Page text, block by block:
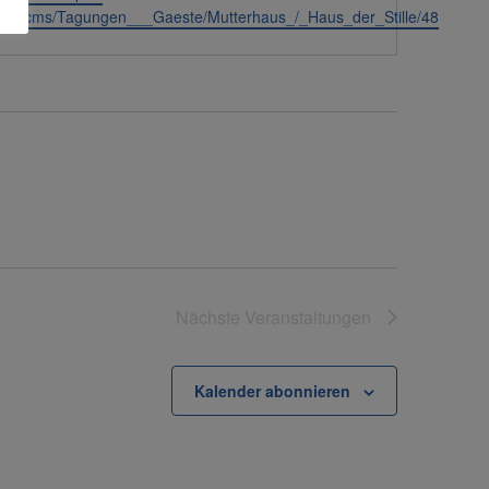
.cms/Tagungen___Gaeste/Mutterhaus_/_Haus_der_Stille/48
Kalender abonnieren